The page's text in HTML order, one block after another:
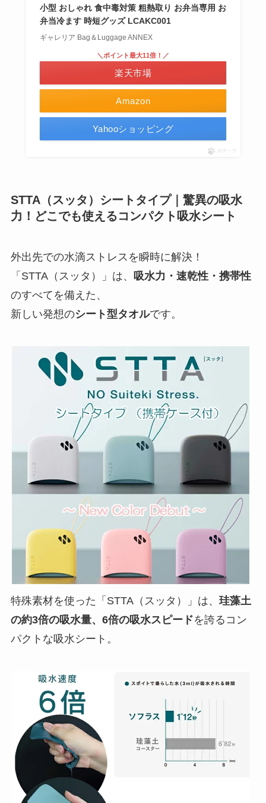
小型 おしゃれ 食中毒対策 粗熱取り お弁当専用 お
弁当冷ます 時短グッズ LCAKC001
ギャレリア Bag＆Luggage ANNEX
Amazon
＼ポイント最大11倍！／
楽天市場
Yahooショッピング
ポチップ
STTA（スッタ）シートタイプ｜驚異の吸水
力！どこでも使えるコンパクト吸水シート
外出先での水滴ストレスを瞬時に解決！
「STTA（スッタ）」は、 吸水力・速乾性・携帯性
のすべてを備えた、
新しい発想のシート型タオルです。
特殊素材を使った「STTA（スッタ）」は、 珪藻土
の約3倍の吸水量、6倍の吸水スピードを誇るコン
パクトな吸水シート。